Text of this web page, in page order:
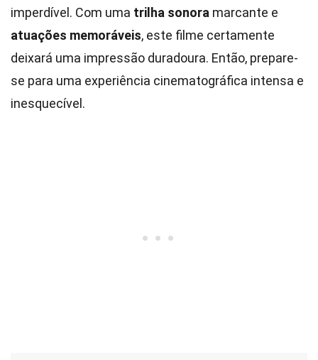
imperdível. Com uma trilha sonora marcante e
atuações memoráveis, este filme certamente
deixará uma impressão duradoura. Então, prepare-
se para uma experiência cinematográfica intensa e
inesquecível.